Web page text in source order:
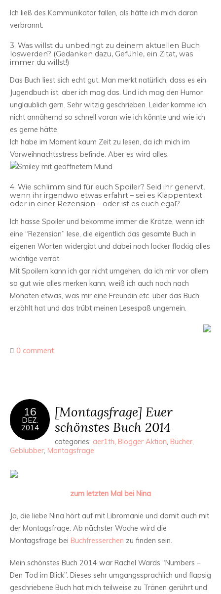
Ich ließ des Kommunikator fallen, als hätte ich mich daran
verbrannt.
3. Was willst du unbedingt zu deinem aktuellen Buch
loswerden? (Gedanken dazu, Gefühle, ein Zitat, was
immer du willst!)
Das Buch liest sich echt gut. Man merkt natürlich, dass es ein
Jugendbuch ist, aber ich mag das. Und ich mag den Humor
unglaublich gern. Sehr witzig geschrieben. Leider komme ich
nicht annähernd so schnell voran wie ich könnte und wie ich
es gerne hätte.
Ich habe im Moment kaum Zeit zu lesen, da ich mich im
Vorweihnachtsstress befinde. Aber es wird alles.
4. Wie schlimm sind für euch Spoiler? Seid ihr genervt,
wenn ihr irgendwo etwas erfahrt – sei es Klappentext
oder in einer Rezension – oder ist es euch egal?
Ich hasse Spoiler und bekomme immer die Krätze, wenn ich
eine “Rezension” lese, die eigentlich das gesamte Buch in
eigenen Worten widergibt und dabei noch locker flockig alles
wichtige verrät.
Mit Spoilern kann ich gar nicht umgehen, da ich mir vor allem
so gut wie alles merken kann, weiß ich auch noch nach
Monaten etwas, was mir eine Freundin etc. über das Buch
erzählt hat und das trübt meinen Lesespaß ungemein.
0 comment
16
DEZ.
2014
[Montagsfrage] Euer
schönstes Buch 2014
categories: aer1th, Blogger Aktion, Bücher,
Geblubber, Montagsfrage
zum letzten Mal bei Nina
Ja, die liebe Nina hört auf mit Libromanie und damit auch mit
der Montagsfrage. Ab nächster Woche wird die
Montagsfrage bei Buchfresserchen zu finden sein.
Mein schönstes Buch 2014 war Rachel Wards “Numbers –
Den Tod im Blick”. Dieses sehr umgangssprachlich und flapsig
geschriebene Buch hat mich teilweise zu Tränen gerührt und